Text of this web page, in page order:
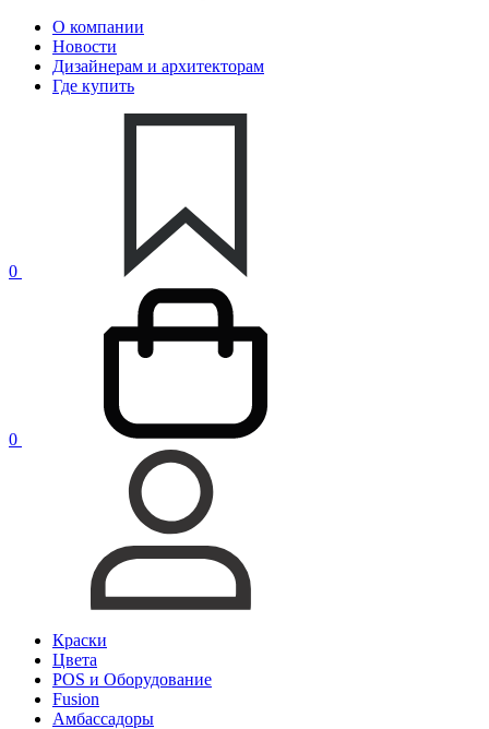
О компании
Новости
Дизайнерам и архитекторам
Где купить
0
0
Краски
Цвета
POS и Оборудование
Fusion
Амбассадоры